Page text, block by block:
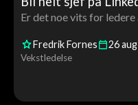
Er det noe vits for
Fredrik Fornes 26aug
Vekstledelse